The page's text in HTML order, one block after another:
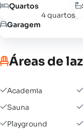
Quartos
4 quartos
Garagem
Áreas de
Academia
Sauna
Playground